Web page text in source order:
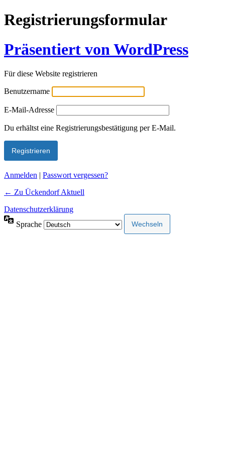
Registrierungsformular
Präsentiert von WordPress
Für diese Website registrieren
Benutzername
E-Mail-Adresse
Alternative:
Du erhältst eine Registrierungsbestätigung per E-Mail.
Anmelden | Passwort vergessen?
← Zu Ückendorf Aktuell
Datenschutzerklärung
Sprache